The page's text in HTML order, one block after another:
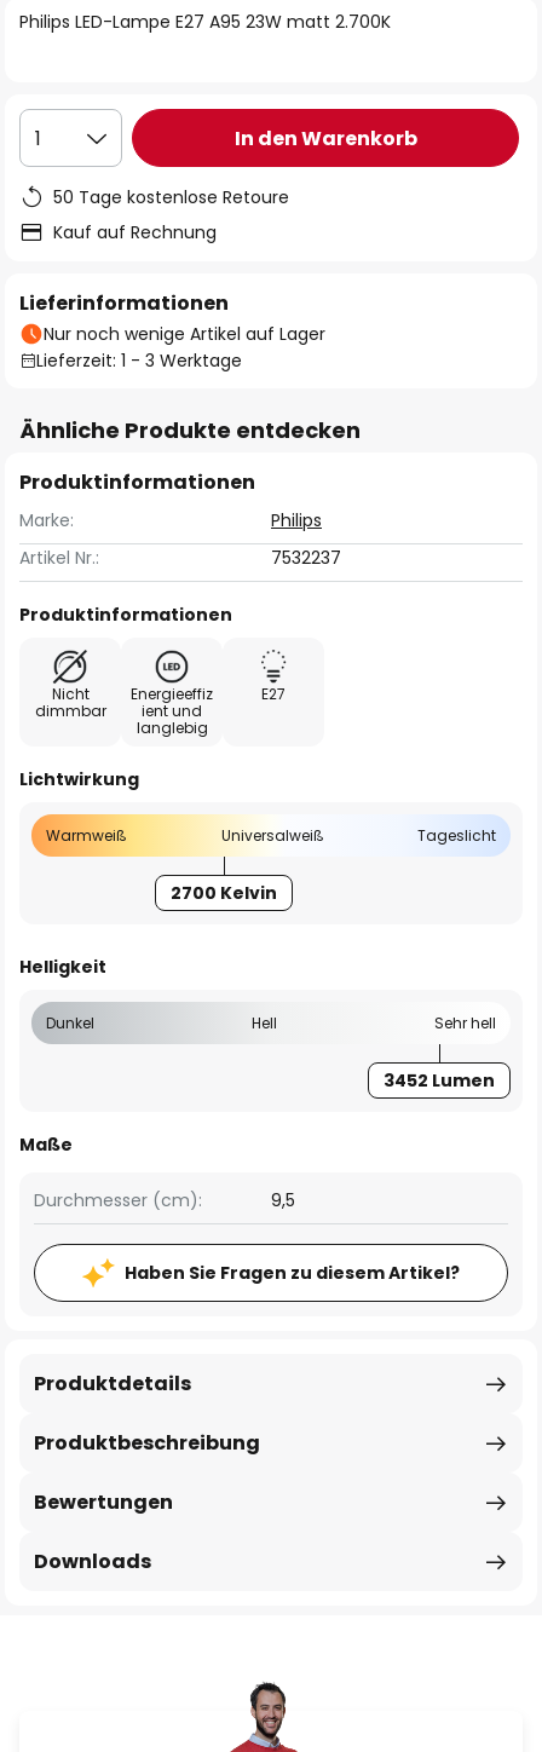
springen
Philips LED-Lampe E27 A95 23W matt 2.700K
1 In den Warenkorb
50 Tage kostenlose Retoure
Kauf auf Rechnung
Lieferinformationen
Nur noch wenige Artikel auf Lager
Lieferzeit: 1 - 3 Werktage
Ähnliche Produkte entdecken
Produktinformationen
Marke:
Philips
Artikel Nr.:
7532237
Produktinformationen
Nicht
dimmbar
Energieeffiz
ient und
langlebig
E27
Lichtwirkung
Warmweiß Universalweiß Tageslicht
2700 Kelvin
Helligkeit
Dunkel Hell Sehr hell
3452 Lumen
Maße
Durchmesser (cm): 9,5
Haben Sie Fragen zu diesem Artikel?
Produktbeschreibung
Produktdetails
Bewertungen
Downloads